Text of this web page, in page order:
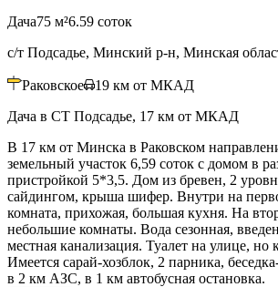
Дача75 м²6.59 соток
с/т Подсадье, Минский р-н, Минская
Раковское 19 км от МКАД
Дача в СТ Подсадье, 17 км от МКАД
В 17 км от Минска в Раковском
земельный участок 6,59 соток с домом в
пристройкой 5*3,5. Дом из бревен, 2
сайдингом, крыша шифер. Внутри на
комната, прихожая, большая кухня. На
небольшие комнаты. Вода сезонная,
местная канализация. Туалет на улице, но
Имеется сарай-хозблок, 2 парника,
в 2 км АЗС, в 1 км автобусная остановка.